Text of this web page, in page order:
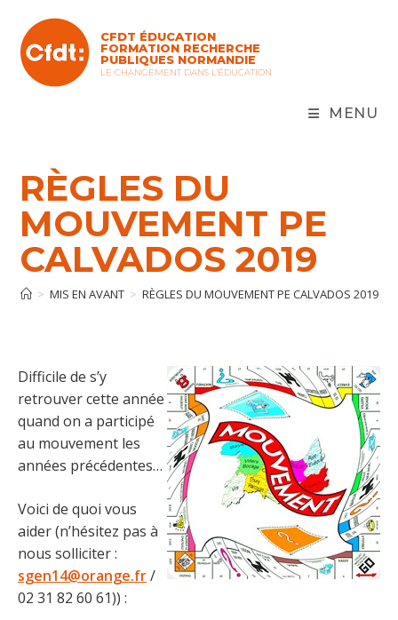
content
CFDT ÉDUCATION
FORMATION RECHERCHE
PUBLIQUES NORMANDIE
LE CHANGEMENT DANS L'ÉDUCATION
MENU
RÈGLES DU
MOUVEMENT PE
CALVADOS 2019
> MIS EN AVANT > RÈGLES DU MOUVEMENT PE CALVADOS 2019
Difficile de s’y
retrouver cette année
quand on a participé
au mouvement les
années précédentes…
Voici de quoi vous
aider (n’hésitez pas à
nous solliciter :
sgen14@orange.fr/
02 31 82 60 61)) :